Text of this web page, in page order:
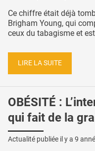
Ce chiffre était déjà
Brigham Young, qui
ceux du tabagisme et
LIRE LA SUITE
OBÉSITÉ :
qui fait de la
Actualité publiée il y a 9